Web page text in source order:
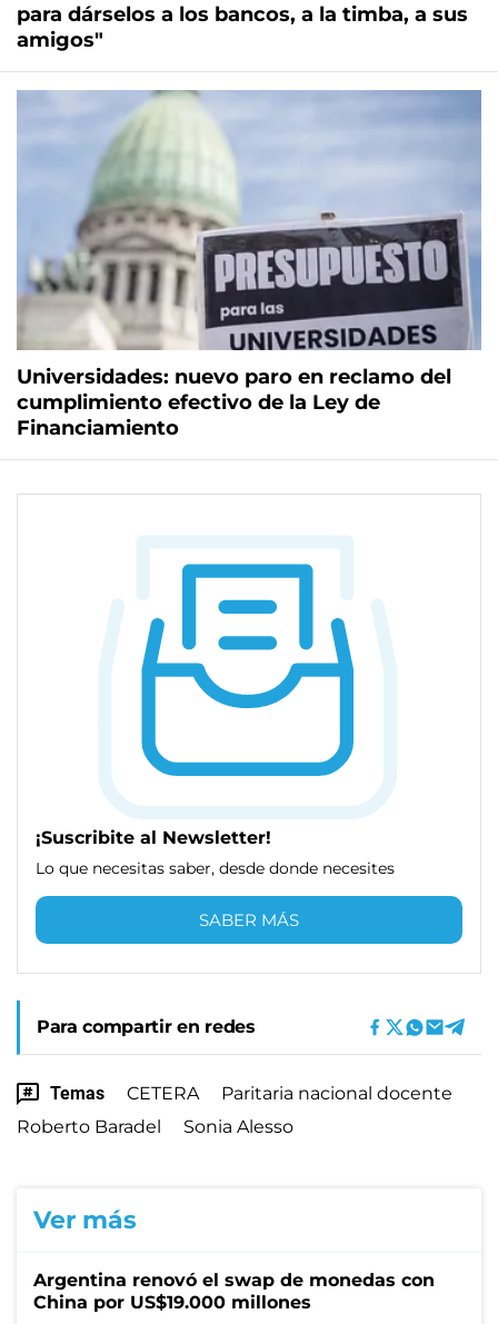
para dárselos a los bancos, a la timba, a sus
amigos"
Universidades: nuevo paro en reclamo del
cumplimiento efectivo de la Ley de
Financiamiento
¡Suscribite al Newsletter!
Lo que necesitas saber, desde donde necesites
SABER MÁS
Para compartir en redes
Temas CETERA
Paritaria nacional docente
Roberto Baradel
Sonia Alesso
Ver más
Argentina renovó el swap de monedas con
China por US$19.000 millones